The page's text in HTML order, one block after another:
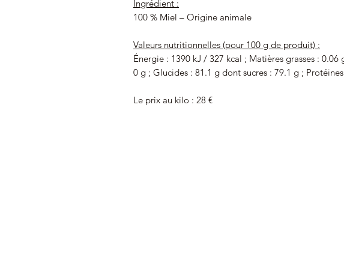
Ingrédient :
100 % Miel – Origine animale
Valeurs nutritionnelles (pour 100 g de produit) :
Énergie : 1390 kJ / 327 kcal ; Matières grasses : 0.06
0 g ; Glucides : 81.1 g dont sucres : 79.1 g ;
Le prix au kilo : 28 €